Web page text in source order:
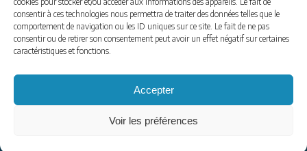
consentir à ces technologies nous permettra de traiter des données telles que le
comportement de navigation ou les ID uniques sur ce site. Le fait de ne pas
consentir ou de retirer son consentement peut avoir un effet négatif sur certaines
caractéristiques et fonctions.
Accepter
Voir les préférences
tel : 06 74 50 26 62 | email : contact@coraliegoussot.com
mentions légales|envoyer un message